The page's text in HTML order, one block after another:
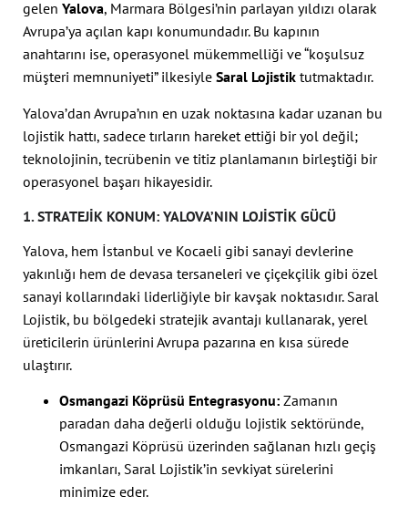
gelen Yalova, Marmara Bölgesi’nin parlayan yıldızı olarak
Avrupa’ya açılan kapı konumundadır. Bu kapının
anahtarını ise, operasyonel mükemmelliği ve “koşulsuz
müşteri memnuniyeti” ilkesiyle Saral Lojistik tutmaktadır.
Yalova’dan Avrupa’nın en uzak noktasına kadar uzanan bu
lojistik hattı, sadece tırların hareket ettiği bir yol değil;
teknolojinin, tecrübenin ve titiz planlamanın birleştiği bir
operasyonel başarı hikayesidir.
1. STRATEJIK KONUM: YALOVA’NIN LOJISTIK GÜCÜ
Yalova, hem İstanbul ve Kocaeli gibi sanayi devlerine
yakınlığı hem de devasa tersaneleri ve çiçekçilik gibi özel
sanayi kollarındaki liderliğiyle bir kavşak noktasıdır. Saral
Lojistik, bu bölgedeki stratejik avantajı kullanarak, yerel
üreticilerin ürünlerini Avrupa pazarına en kısa sürede
ulaştırır.
Osmangazi Köprüsü Entegrasyonu: Zamanın
paradan daha değerli olduğu lojistik sektöründe,
Osmangazi Köprüsü üzerinden sağlanan hızlı geçiş
imkanları, Saral Lojistik’in sevkiyat sürelerini
minimize eder.